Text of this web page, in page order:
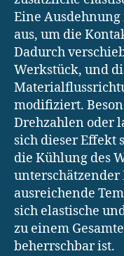
Eine
aus, um die
Dadurch
Werkstück, und
modifiziert.
Drehzahlen oder
sich dieser Effekt
die Kühlung des
unterschätzender
ausreichende
sich elastische
zu einem
beherrschbar ist.